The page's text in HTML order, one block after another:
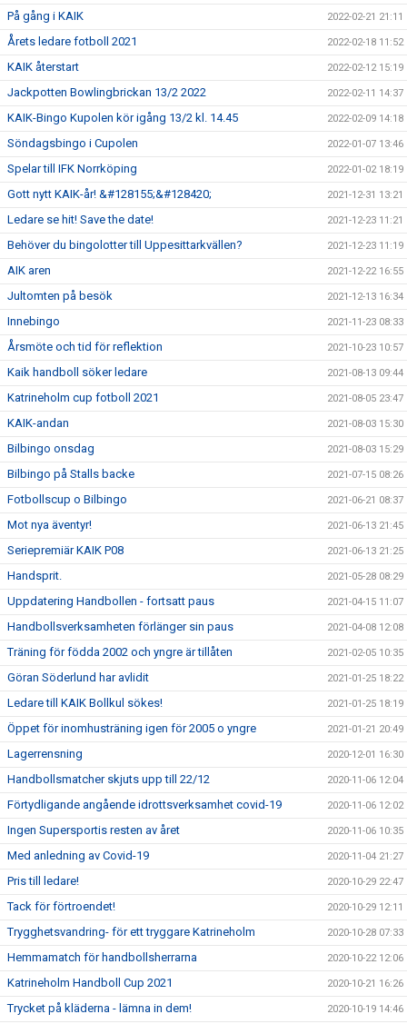
På gång i KAIK 2022-02-21 21:11
Årets ledare fotboll 2021 2022-02-18 11:52
KAIK återstart 2022-02-12 15:19
Jackpotten Bowlingbrickan 13/2 2022 2022-02-11 14:37
KAIK-Bingo Kupolen kör igång 13/2 kl. 14.45 2022-02-09 14:18
Söndagsbingo i Cupolen 2022-01-07 13:46
Spelar till IFK Norrköping 2022-01-02 18:19
Gott nytt KAIK-år! &#128155;&#128420; 2021-12-31 13:21
Ledare se hit! Save the date! 2021-12-23 11:21
Behöver du bingolotter till Uppesittarkvällen? 2021-12-23 11:19
AIK aren 2021-12-22 16:55
Jultomten på besök 2021-12-13 16:34
Innebingo 2021-11-23 08:33
Årsmöte och tid för reflektion 2021-10-23 10:57
Kaik handboll söker ledare 2021-08-13 09:44
Katrineholm cup fotboll 2021 2021-08-05 23:47
KAIK-andan 2021-08-03 15:30
Bilbingo onsdag 2021-08-03 15:29
Bilbingo på Stalls backe 2021-07-15 08:26
Fotbollscup o Bilbingo 2021-06-21 08:37
Mot nya äventyr! 2021-06-13 21:45
Seriepremiär KAIK P08 2021-06-13 21:25
Handsprit. 2021-05-28 08:29
Uppdatering Handbollen - fortsatt paus 2021-04-15 11:07
Handbollsverksamheten förlänger sin paus 2021-04-08 12:08
Träning för födda 2002 och yngre är tillåten 2021-02-05 10:35
Göran Söderlund har avlidit 2021-01-25 18:22
Ledare till KAIK Bollkul sökes! 2021-01-25 18:19
Öppet för inomhusträning igen för 2005 o yngre 2021-01-21 20:49
Lagerrensning 2020-12-01 16:30
Handbollsmatcher skjuts upp till 22/12 2020-11-06 12:04
Förtydligande angående idrottsverksamhet covid-19 2020-11-06 12:02
Ingen Supersportis resten av året 2020-11-06 10:35
Med anledning av Covid-19 2020-11-04 21:27
Pris till ledare! 2020-10-29 22:47
Tack för förtroendet! 2020-10-29 12:11
Trygghetsvandring- för ett tryggare Katrineholm 2020-10-28 07:33
Hemmamatch för handbollsherrarna 2020-10-22 12:06
Katrineholm Handboll Cup 2021 2020-10-21 16:26
Trycket på kläderna - lämna in dem! 2020-10-19 14:46